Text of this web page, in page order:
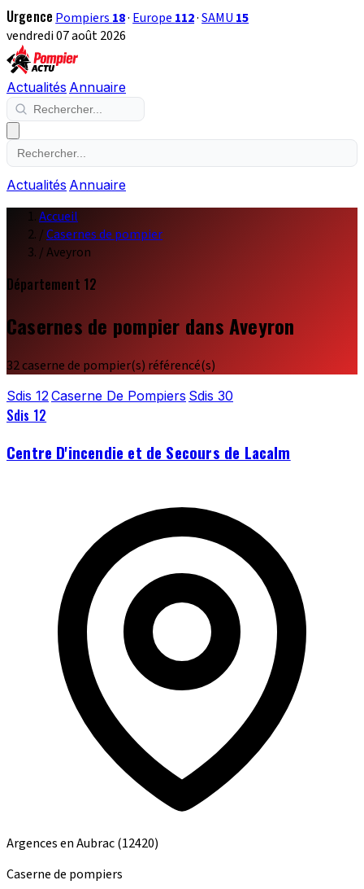
Urgence Pompiers 18· Europe 112·SAMU 15
vendredi 07 août 2026
Actualités Annuaire
Actualités Annuaire
Accueil
/Casernes de pompier
/Aveyron
Département 12
Casernes de pompier dans Aveyron
32 caserne de pompier(s) référencé(s)
Sdis 12 Caserne De Pompiers Sdis 30
Sdis 12
Centre D'incendie et de Secours de Lacalm
Argences en Aubrac(12420)
Caserne de pompiers